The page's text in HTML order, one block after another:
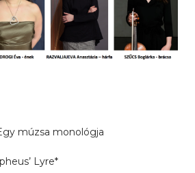
múzsa monológja
Lyre*